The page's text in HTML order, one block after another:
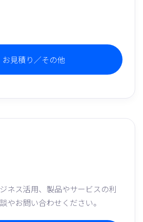
お見積り／その他
ネス活用、製品やサービスの利
やお問い合わせください。